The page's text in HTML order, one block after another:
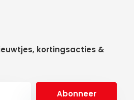
kortingsacties &
Abonneer